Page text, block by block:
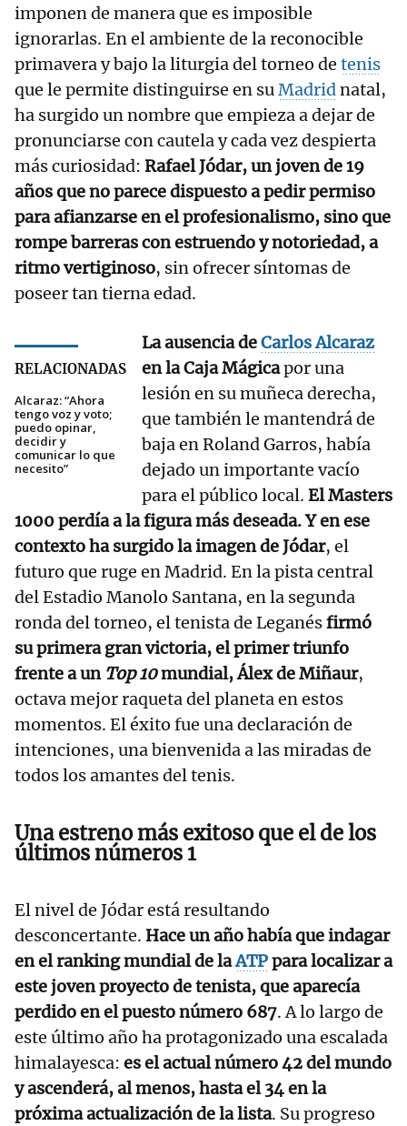
imponen de manera que es imposible
ignorarlas. En el ambiente de la reconocible
primavera y bajo la liturgia del torneo de tenis
que le permite distinguirse en suMadridnatal,
ha surgido un nombre que empieza a dejar de
pronunciarse con cautela y cada vez despierta
más curiosidad: Rafael Jódar, un joven de 19
años que no parece dispuesto a pedir permiso
para afianzarse en el profesionalismo, sino que
rompe barreras con estruendo y notoriedad, a
ritmo vertiginoso, sin ofrecer síntomas de
poseer tan tierna edad.
RELACIONADAS
Alcaraz: “Ahora
tengo voz y voto;
puedo opinar,
decidir y
comunicar lo que
necesito”
La ausencia deCarlos Alcaraz
en la Caja Mágicapor una
lesión en su muñeca derecha,
que también le mantendrá de
baja en Roland Garros, había
dejado un importante vacío
para el público local. El Masters
1000 perdía a la figura más deseada. Y en ese
contexto ha surgido la imagen de Jódar, el
futuro que ruge en Madrid. En la pista central
del Estadio Manolo Santana, en la segunda
ronda del torneo, el tenista de Leganésfirmó
su primera gran victoria, el primer triunfo
frente a un Top 10mundial, Álex de Miñaur,
octava mejor raqueta del planeta en estos
momentos. El éxito fue una declaración de
intenciones, una bienvenida a las miradas de
todos los amantes del tenis.
Una estreno más exitoso que el de los
últimos números 1
El nivel de Jódar está resultando
desconcertante. Hace un año había que indagar
en el ranking mundial de laATPpara localizar a
este joven proyecto de tenista, que aparecía
perdido en el puesto número 687. A lo largo de
este último año ha protagonizado una escalada
himalayesca: es el actual número 42 del mundo
y ascenderá, al menos, hasta el 34 en la
próxima actualización de la lista. Su progreso